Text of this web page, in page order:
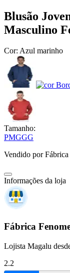
Blusão
Masculino
Cor: Azul marinho
Tamanho:
PMGGG
Vendido por
Informações da loja
Fábrica
Lojista Magalu
2.2